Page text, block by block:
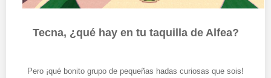
Tecna, ¿qué hay en tu taquilla de Alfea?
Pero ¡qué bonito grupo de pequeñas hadas curiosas que sois!